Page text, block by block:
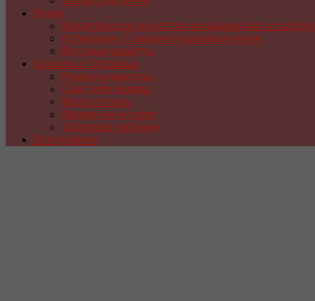
Кухня
Кондитерское искусство из марципана и
Кулинария. Сладкая и красивая кухня
Вкусные рецепты
Красота и Здоровье
Рецепты красоты
Сам себе лекарь
Мода и стиль
Движение и спорт
Здоровое питание
Все рубрики